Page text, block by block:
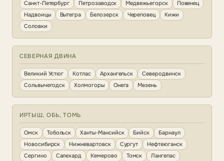
Санкт-Петербург Петрозаводск Медвежьегорск
Повенец
Надвоицы
Вытегра Белозерск Череповец
Кижи
Соловки
СЕВЕРНАЯ ДВИНА
Великий Устюг Котлас Архангельск
Северодвинск
Сольвычегодск
Холмогоры Онега Мезень
ИРТЫШ, ОБЬ, ТОМЬ
Омск Тобольск Ханты-Мансийск Бийск
Барнаул
Новосибирск
Нижневартовск Сургут
Нефтеюганск
Сергино
Салехард Кемерово Томск
Лангепас